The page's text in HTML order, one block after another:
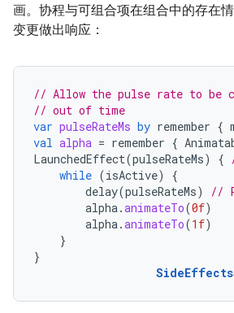
画。协程与可组合项在组合中的存在
变更做出响应：
// Allow the pulse rate to be
// out of time
var pulseRateMs by remember {
val alpha = remember {
LaunchedEffect(pulseRateMs) {
while (isActive)
{
delay(pulseRateMs)
//
alpha.animateTo(0f)
alpha.animateTo(1f)
}
}